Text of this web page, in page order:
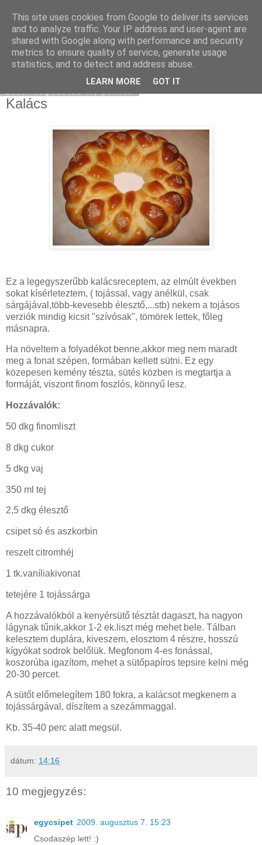
Moha Konyha
Kalács
Ez a legegyszerűbb kalácsreceptem, az elmúlt években
sokat kísérleteztem, ( tojással, vagy anélkül, csak
sárgájával,több-kevesebb élesztő,...stb) nekem a tojásos
verziók mindig kicsit "szívósak", tömörek lettek, főleg
másnapra.
Ha növeltem a folyadékot benne,akkor meg nem maradt
meg a fonat szépen, formában kellett sütni. Ez egy
közepesen kemény tészta, sütés közben is megtartja a
formáját, viszont finom foszlós, könnyű lesz.
Hozzávalók:
50 dkg finomliszt
8 dkg cukor
5 dkg vaj
350 ml tej
2,5 dkg élesztő
csipet só és aszkorbin
reszelt citromhéj
1 tk.vaníliakivonat
tetejére 1 tojássárga
A hozzávalókból a kenyérsütő tésztát dagaszt, ha nagyon
lágynak tűnik,akkor 1-2 ek.liszt még mehet bele. Tálban
kelesztem duplára, kiveszem, elosztom 4 részre, hosszú
kígyókat sodrok belőlük. Megfonom 4-es fonással,
koszorúba igazítom, mehet a sütőpapíros tepsire kelni még
20-30 percet.
A sütőt előmelegítem 180 fokra, a kalácsot megkenem a
tojássárgával, díszítem a szezámmaggal.
Kb. 35-40 perc alatt megsül.
dátum: 14:16
10 megjegyzés:
egycsipet 2009. augusztus 7. 15:23
Csodaszép lett! :)
This site uses cookies from Google to deliver its services
and to analyze traffic. Your IP address and user-agent are
shared with Google along with performance and security
metrics to ensure quality of service, generate usage
statistics, and to detect and address abuse.
LEARN MORE GOT IT